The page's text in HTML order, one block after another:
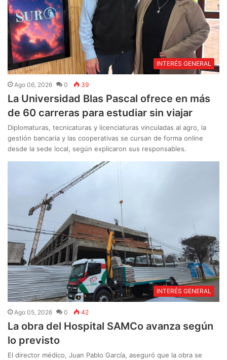
INTERÉS GENERAL
Ago 06, 2026 0 39
La Universidad Blas Pascal ofrece en más
de 60 carreras para estudiar sin viajar
Diplomaturas, tecnicaturas y licenciaturas vinculadas al agro, la
gestión bancaria y las cooperativas se cursan de forma online
desde la sede local, según explicaron sus responsables.
INTERÉS GENERAL
Ago 05, 2026 0 42
La obra del Hospital SAMCo avanza según
lo previsto
El director médico, Juan Pablo García, aseguró que la obra se